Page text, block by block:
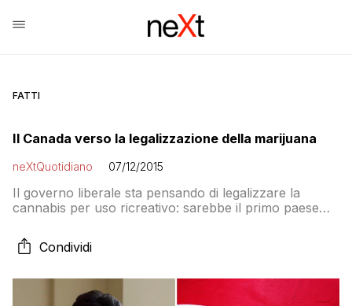
FATTI
Il Canada verso la legalizzazione della marijuana
neXtQuotidiano 07/12/2015
Il governo liberale sta pensando di legalizzare la
cannabis per uso ricreativo: sarebbe il primo paese
anni la usa, mentre il numero decresce al di sopra dei
25 anni, arrivando all’8%
Condividi